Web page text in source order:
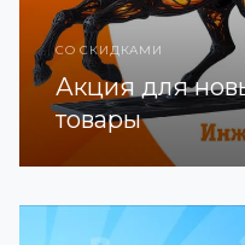
СО СКИДКАМИ
Акция для
товары